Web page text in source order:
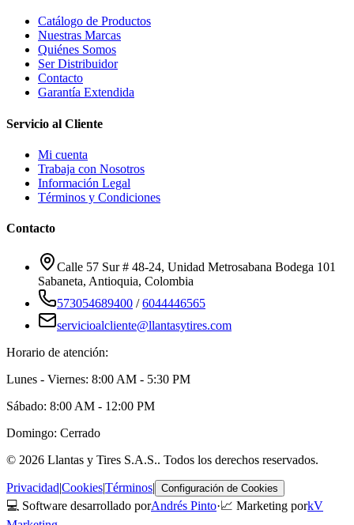
Catálogo de Productos
Nuestras Marcas
Quiénes Somos
Ser Distribuidor
Contacto
Garantía Extendida
Servicio al Cliente
Mi cuenta
Trabaja con Nosotros
Información Legal
Términos y Condiciones
Contacto
Calle 57 Sur # 48-24, Unidad Metrosabana Bodega 101
Sabaneta, Antioquia, Colombia
573054689400 /6044446565
servicioalcliente@llantasytires.com
Horario de atención:
Lunes - Viernes: 8:00 AM - 5:30 PM
Sábado: 8:00 AM - 12:00 PM
Domingo: Cerrado
© 2026 Llantas y Tires S.A.S.. Todos los derechos reservados.
Privacidad|Cookies|Términos| Configuración de Cookies
💻 Software desarrollado porAndrés Pinto·📈 Marketing porkV